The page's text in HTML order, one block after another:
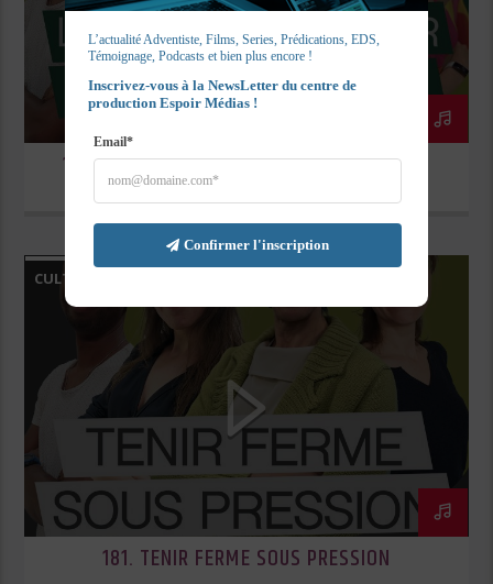
182. LE VIDE D’UN CŒUR CRÉÉ POUR LE CIEL
CULTE ESPOIR
181. TENIR FERME SOUS PRESSION
L’actualité Adventiste, Films, Series, Prédications, EDS,
Témoignage, Podcasts et bien plus encore !
Inscrivez-vous à la NewsLetter du centre de
production Espoir Médias !
Email*
Confirmer l'inscription